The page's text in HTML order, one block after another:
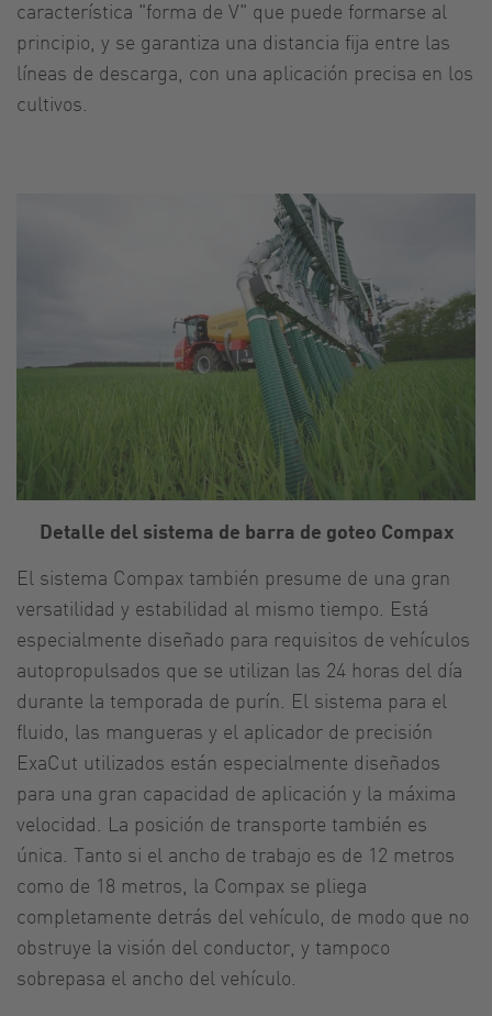
característica "forma de V" que puede formarse al
principio, y se garantiza una distancia fija entre las
líneas de descarga, con una aplicación precisa en los
cultivos.
Detalle del sistema de barra de goteo Compax
El sistema Compax también presume de una gran
versatilidad y estabilidad al mismo tiempo. Está
especialmente diseñado para requisitos de vehículos
autopropulsados que se utilizan las 24 horas del día
durante la temporada de purín. El sistema para el
fluido, las mangueras y el aplicador de precisión
ExaCut utilizados están especialmente diseñados
para una gran capacidad de aplicación y la máxima
velocidad. La posición de transporte también es
única. Tanto si el ancho de trabajo es de 12 metros
como de 18 metros, la Compax se pliega
completamente detrás del vehículo, de modo que no
obstruye la visión del conductor, y tampoco
sobrepasa el ancho del vehículo.